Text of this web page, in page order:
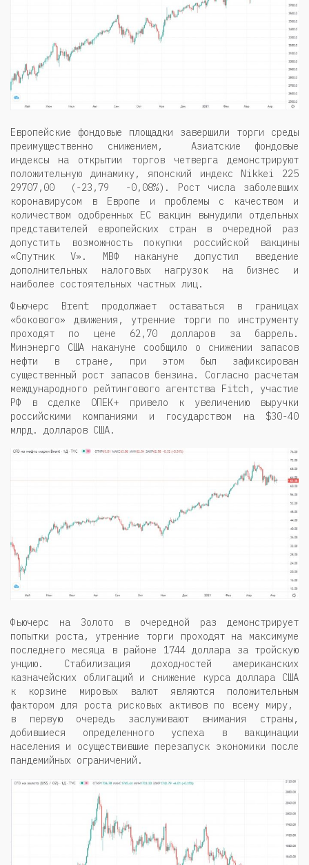
Европейские фондовые площадки завершили торги среды
преимущественно снижением, Азиатские фондовые
индексы на открытии торгов четверга демонстрируют
положительную динамику, японский индекс Nikkei 225
29707,00 (-23,79 -0,08%). Рост числа заболевших
коронавирусом в Европе и проблемы с качеством и
количеством одобренных ЕС вакцин вынудили отдельных
представителей европейских стран в очередной раз
допустить возможность покупки российской вакцины
«Спутник V». МВФ накануне допустил введение
дополнительных налоговых нагрузок на бизнес и
наиболее состоятельных частных лиц.
Фьючерс Brent продолжает оставаться в границах
«бокового» движения, утренние торги по инструменту
проходят по цене 62,70 долларов за баррель.
Минэнерго США накануне сообщило о снижении запасов
нефти в стране, при этом был зафиксирован
существенный рост запасов бензина. Согласно расчетам
международного рейтингового агентства Fitch, участие
РФ в сделке ОПЕК+ привело к увеличению выручки
российскими компаниями и государством на $30-40
млрд. долларов США.
Фьючерс на Золото в очередной раз демонстрирует
попытки роста, утренние торги проходят на максимуме
последнего месяца в районе 1744 доллара за тройскую
унцию. Стабилизация доходностей американских
казначейских облигаций и снижение курса доллара США
к корзине мировых валют являются положительным
фактором для роста рисковых активов по всему миру,
в первую очередь заслуживают внимания страны,
добившиеся определенного успеха в вакцинации
населения и осуществившие перезапуск экономики после
пандемийных ограничений.